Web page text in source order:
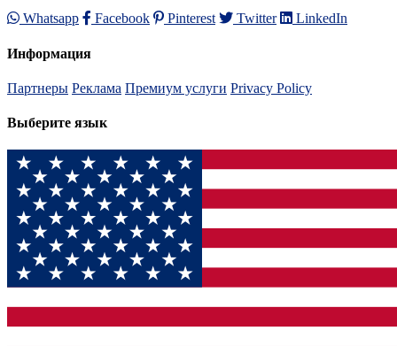
Whatsapp Facebook Pinterest Twitter LinkedIn
Информация
Партнеры Реклама Премиум услуги Privacy Policy
Выберите язык